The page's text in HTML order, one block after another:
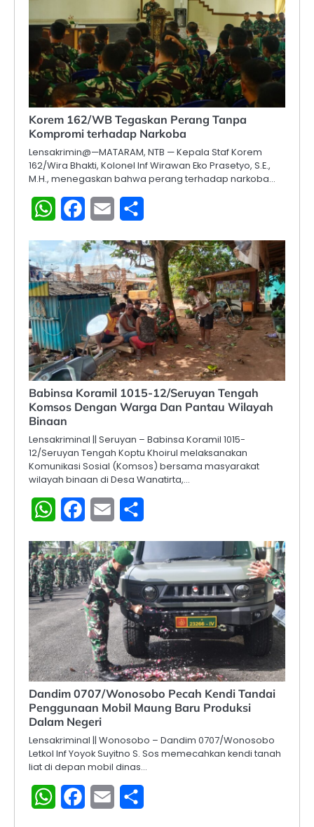
Korem 162/WB Tegaskan Perang Tanpa
Kompromi terhadap Narkoba
Lensakrimin@—MATARAM, NTB — Kepala Staf Korem
162/Wira Bhakti, Kolonel Inf Wirawan Eko Prasetyo, S.E.,
M.H., menegaskan bahwa perang terhadap narkoba…
WhatsAppFacebook
Email
Babinsa Koramil 1015-12/Seruyan Tengah
Komsos Dengan Warga Dan Pantau Wilayah
Binaan
Lensakriminal || Seruyan – Babinsa Koramil 1015-
12/Seruyan Tengah Koptu Khoirul melaksanakan
Komunikasi Sosial (Komsos) bersama masyarakat
wilayah binaan di Desa Wanatirta,…
WhatsAppFacebook
Email
Dandim 0707/Wonosobo Pecah Kendi Tandai
Penggunaan Mobil Maung Baru Produksi
Dalam Negeri
Lensakriminal || Wonosobo – Dandim 0707/Wonosobo
Letkol Inf Yoyok Suyitno S. Sos memecahkan kendi tanah
liat di depan mobil dinas…
WhatsAppFacebook
Email